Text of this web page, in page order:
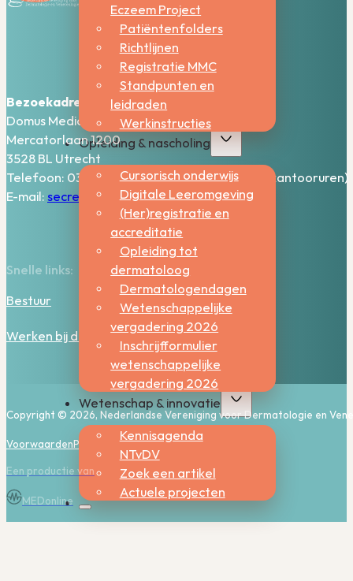
Eczeem Project
Patiëntenfolders
Richtlijnen
Registratie MMC
Standpunten en
leidraden
Werkinstructies
Opleiding & nascholing
Cursorisch onderwijs
Digitale Leeromgeving
(Her)registratie en
accreditatie
Opleiding tot
dermatoloog
Dermatologendagen
Wetenschappelijke
vergadering 2026
Inschrijfformulier
wetenschappelijke
vergadering 2026
Wetenschap & innovatie
Kennisagenda
NTvDV
Zoek een artikel
Actuele projecten
Bezoekadres:
Domus Medica – 5e verdieping
Mercatorlaan 1200
3528 BL Utrecht
Telefoon: 030-2006800 (bereikbaar tijdens kantooruren)
E-mail: secretariaat@nvdv.nl
Snelle links:
Bestuur
Werken bij de NVDV
Copyright © 2026, Nederlandse Vereniging voor Dermatologie en
VoorwaardenPrivacy Cookies
Een productie van
MEDonline